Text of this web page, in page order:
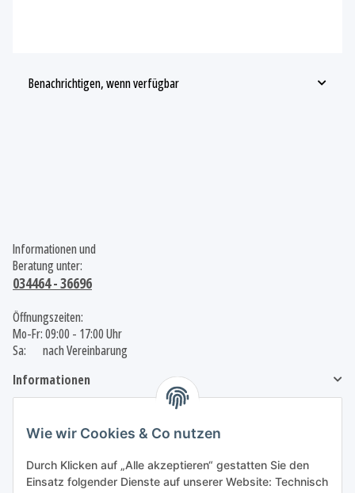
Wie wir Cookies & Co nutzen
Durch Klicken auf „Alle akzeptieren“ gestatten Sie den
Einsatz folgender Dienste auf unserer Website: Technisch
Benachrichtigen, wenn verfügbar
Informationen und
Beratung unter:
034464 - 36696
Öffnungszeiten:
Mo-Fr: 09:00 - 17:00 Uhr
Sa: nach Vereinbarung
Informationen
Vertrag widerrufen